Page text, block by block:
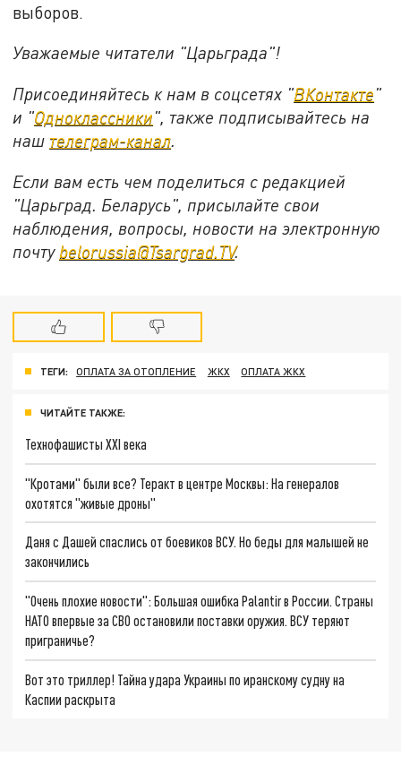
выборов.
Уважаемые читатели "Царьграда"!
Присоединяйтесь к нам в соцсетях "ВКонтакте"
и "Одноклассники", также подписывайтесь на
наш телеграм-канал.
Если вам есть чем поделиться с редакцией
"Царьград. Беларусь", присылайте свои
наблюдения, вопросы, новости на электронную
почту belorussia@Tsargrad.TV.
ТЕГИ: ОПЛАТА ЗА ОТОПЛЕНИЕ ЖКХ ОПЛАТА ЖКХ
ЧИТАЙТЕ ТАКЖЕ:
Технофашисты XXI века
"Кротами" были все? Теракт в центре Москвы: На генералов
охотятся "живые дроны"
Даня с Дашей спаслись от боевиков ВСУ. Но беды для малышей не
закончились
"Очень плохие новости": Большая ошибка Palantir в России. Страны
НАТО впервые за СВО остановили поставки оружия. ВСУ теряют
приграничье?
Вот это триллер! Тайна удара Украины по иранскому судну на
Каспии раскрыта